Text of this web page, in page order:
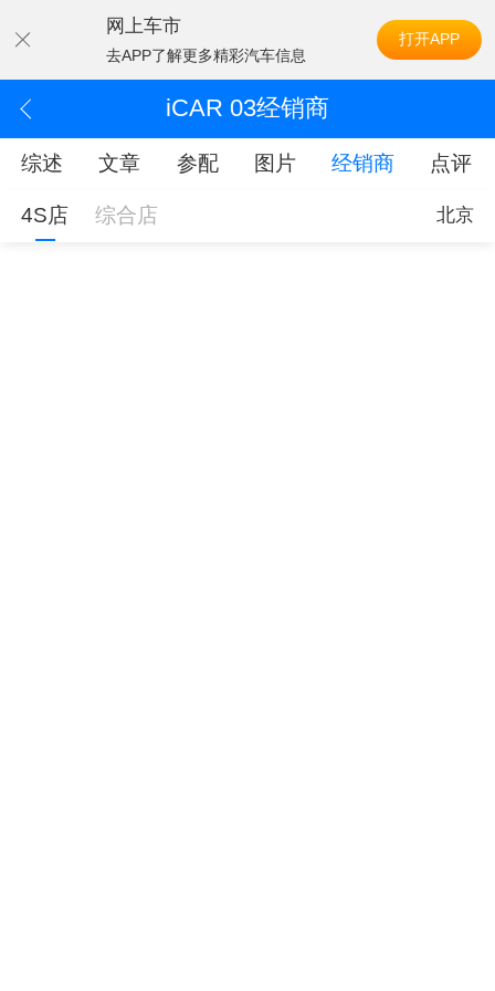
网上车市
去APP了解更多精彩汽车信息
打开APP
iCAR 03经销商
综述 文章 参配 图片 经销商 点评
4S店 综合店 北京